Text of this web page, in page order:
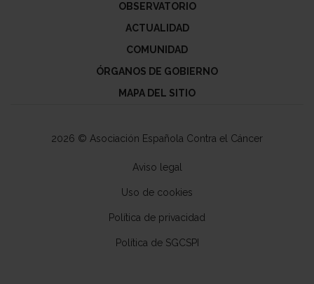
OBSERVATORIO
ACTUALIDAD
COMUNIDAD
ÓRGANOS DE GOBIERNO
MAPA DEL SITIO
2026 © Asociación Española Contra el Cáncer
Aviso legal
Uso de cookies
Política de privacidad
Política de SGCSPI